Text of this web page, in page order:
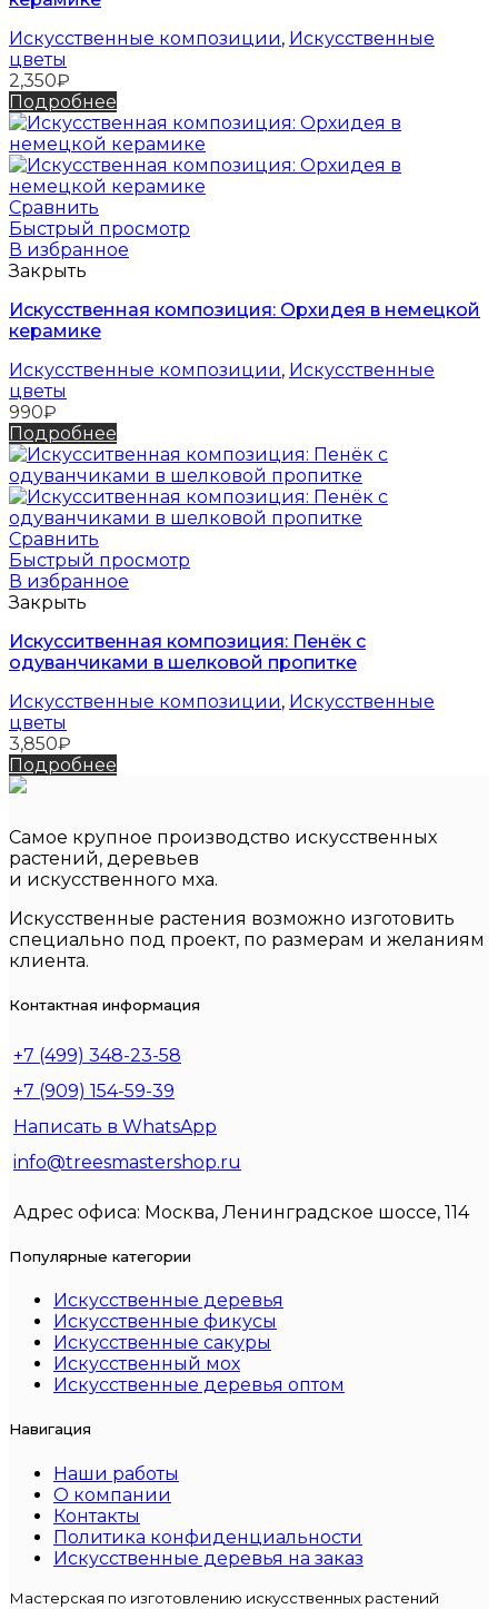
Искусственные композиции, Искусственные
цветы
2,350₽
Подробнее
Сравнить
Быстрый просмотр
В избранное
Закрыть
Искусственная композиция: Орхидея в немецкой
керамике
Искусственные композиции, Искусственные
цветы
990₽
Подробнее
Сравнить
Быстрый просмотр
В избранное
Закрыть
Искусситвенная композиция: Пенёк с
одуванчиками в шелковой пропитке
Искусственные композиции, Искусственные
цветы
3,850₽
Подробнее
Самое крупное производство искусственных
растений, деревьев
и искусственного мха.
Искусственные растения возможно изготовить
специально под проект, по размерам и желаниям
клиента.
Контактная информация
+7 (499) 348-23-58
+7 (909) 154-59-39
Написать в WhatsApp
info@treesmastershop.ru
Адрес офиса: Москва, Ленинградское шоссе, 114
Популярные категории
Искусственные деревья
Искусственные фикусы
Искусственные сакуры
Искусственный мох
Искусственные деревья оптом
Навигация
Наши работы
О компании
Контакты
Политика конфиденциальности
Искусственные деревья на заказ
Мастерская по изготовлению искусственных растений